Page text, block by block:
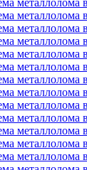
металлолома
металлолома
металлолома
металлолома
металлолома
металлолома
металлолома
металлолома
металлолома
металлолома
металлолома в
металлолома
металлолома